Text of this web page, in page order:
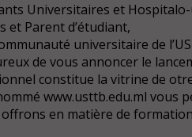
Universitaires et
et Parent d’étudiant,
universitaire de
de vous annoncer le
constitue la vitrine de
www.usttb.edu.ml vous
en matière de